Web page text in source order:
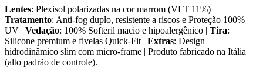
Lentes: Plexisol polarizadas na cor marrom (VLT 11%) |
Tratamento: Anti-fog duplo, resistente a riscos e Proteção 100%
UV | Vedação: 100% Softeril macio e hipoalergênico | Tira:
Silicone premium e fivelas Quick-Fit | Extras: Design
hidrodinâmico slim com micro-frame | Produto fabricado na Itália
(alto padrão de controle).